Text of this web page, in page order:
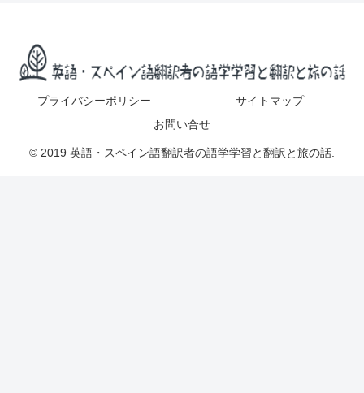
プライバシーポリシー
サイトマップ
お問い合せ
© 2019 英語・スペイン語翻訳者の語学学習と翻訳と旅の話.